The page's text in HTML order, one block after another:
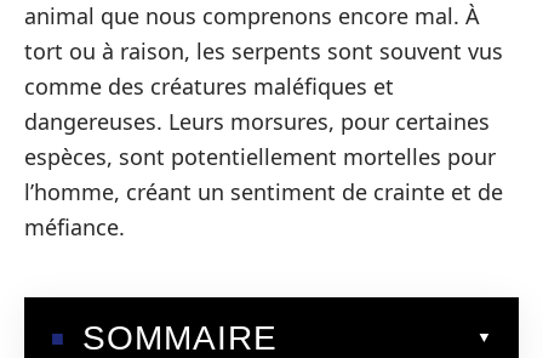
animal que nous comprenons encore mal. À
tort ou à raison, les serpents sont souvent vus
comme des créatures maléfiques et
dangereuses. Leurs morsures, pour certaines
espèces, sont potentiellement mortelles pour
l’homme, créant un sentiment de crainte et de
méfiance.
SOMMAIRE